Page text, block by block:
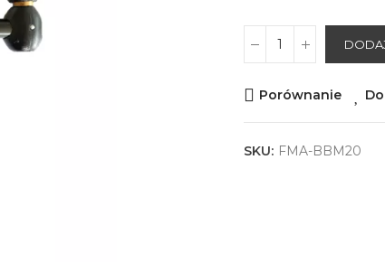
Porównanie
SKU: FMA-BBM20